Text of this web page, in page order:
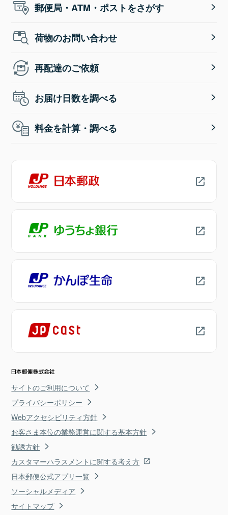
郵便局・ATM・ポストをさがす
荷物のお問い合わせ
再配達のご依頼
お届け日数を調べる
料金を計算・調べる
サイトのご利用について
プライバシーポリシー
Webアクセシビリティ方針
お客さま本位の業務運営に関する基本方針
勧誘方針
カスタマーハラスメントに関する考え方
日本郵便公式アプリ一覧
ソーシャルメディア
サイトマップ